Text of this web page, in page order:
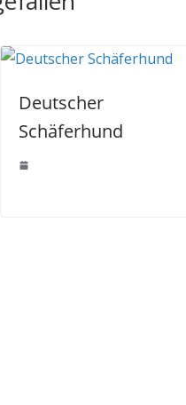
Deutscher
Schäferhund